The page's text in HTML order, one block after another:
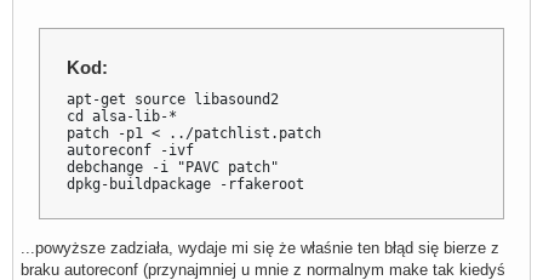
Kod:
apt-get source libasound2
cd alsa-lib-*
patch -p1 < ../patchlist.patch
autoreconf -ivf
debchange -i "PAVC patch"
dpkg-buildpackage -rfakeroot
...powyższe zadziała, wydaje mi się że właśnie ten błąd się bierze z
braku autoreconf (przynajmniej u mnie z normalnym make tak kiedyś